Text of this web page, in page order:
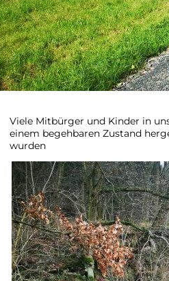
Viele Mitbürger und Kinder in
einem begehbaren Zustand
wurden